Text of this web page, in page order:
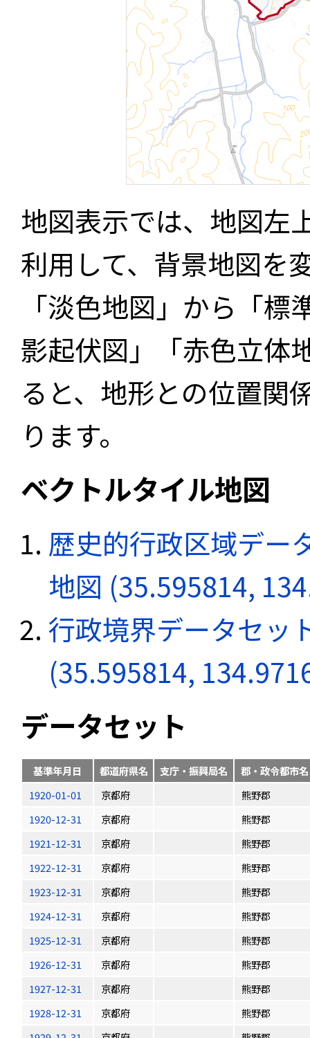
地図表示では、地図左
利用して、背景地図を
「淡色地図」から「
影起伏図」「赤色立体
ると、地形との位置関
ります。
ベクトルタイル地図
歴史的行政区域デー
地図 (35.595814,
行政境界データセッ
(35.595814,
データセット
基準年月日 都道府県名 支庁・振興局名
郡・政令都市名
1920-01-01
京都府
熊野郡
1920-12-31
京都府
熊野郡
1921-12-31
京都府
熊野郡
1922-12-31
京都府
熊野郡
1923-12-31
京都府
熊野郡
1924-12-31
京都府
熊野郡
1925-12-31
京都府
熊野郡
1926-12-31
京都府
熊野郡
1927-12-31
京都府
熊野郡
1928-12-31
京都府
熊野郡